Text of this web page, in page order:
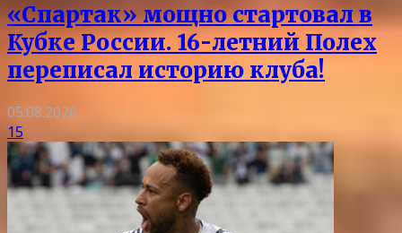
«Спартак» мощно стартовал в
Кубке России. 16-летний Полех
переписал историю клуба!
05.08.2026
15